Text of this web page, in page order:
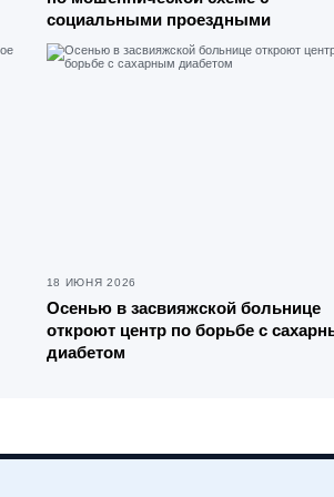
социальными проездными
18 ИЮНЯ 2026
Осенью в засвияжской больнице
откроют центр по борьбе с
диабетом